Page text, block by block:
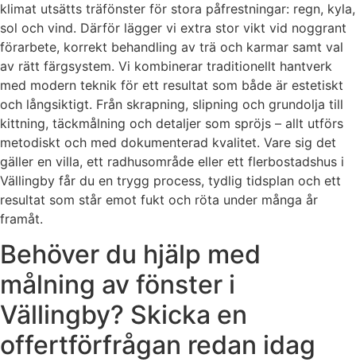
klimat utsätts träfönster för stora påfrestningar: regn, kyla,
sol och vind. Därför lägger vi extra stor vikt vid noggrant
förarbete, korrekt behandling av trä och karmar samt val
av rätt färgsystem. Vi kombinerar traditionellt hantverk
med modern teknik för ett resultat som både är estetiskt
och långsiktigt. Från skrapning, slipning och grundolja till
kittning, täckmålning och detaljer som spröjs – allt utförs
metodiskt och med dokumenterad kvalitet. Vare sig det
gäller en villa, ett radhusområde eller ett flerbostadshus i
Vällingby får du en trygg process, tydlig tidsplan och ett
resultat som står emot fukt och röta under många år
framåt.
Behöver du hjälp med
målning av fönster i
Vällingby? Skicka en
offertförfrågan redan idag